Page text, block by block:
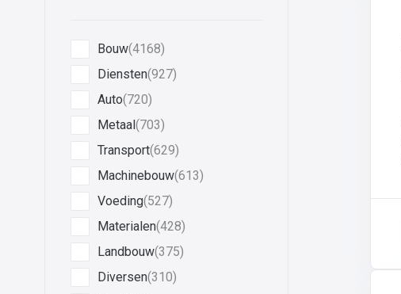
Bouw(4168)
Diensten(927)
Auto(720)
Metaal(703)
Transport(629)
Machinebouw(613)
Voeding(527)
Materialen(428)
Landbouw(375)
Diversen(310)